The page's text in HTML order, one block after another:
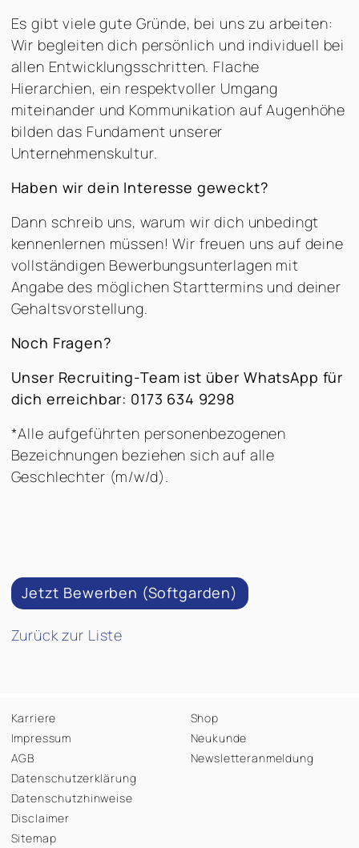
Es gibt viele gute Gründe, bei uns zu arbeiten:
Wir begleiten dich persönlich und individuell bei
allen Entwicklungsschritten. Flache
Hierarchien, ein respektvoller Umgang
miteinander und Kommunikation auf Augenhöhe
bilden das Fundament unserer
Unternehmenskultur.
Haben wir dein Interesse geweckt?
Dann schreib uns, warum wir dich unbedingt
kennenlernen müssen! Wir freuen uns auf deine
vollständigen Bewerbungsunterlagen mit
Angabe des möglichen Starttermins und deiner
Gehaltsvorstellung.
Noch Fragen?
Unser Recruiting-Team ist über WhatsApp für
dich erreichbar: 0173 634 9298
*Alle aufgeführten personenbezogenen
Bezeichnungen beziehen sich auf alle
Geschlechter (m/w/d).
Jetzt Bewerben (Softgarden)
Zurück zur Liste
Karriere
Impressum
AGB
Datenschutzerklärung
Datenschutzhinweise
Disclaimer
Sitemap
Shop
Neukunde
Newsletteranmeldung